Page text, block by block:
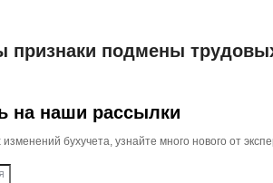
признаки подмены
на наши рассылки
изменений бухучета, узнайте много нового от